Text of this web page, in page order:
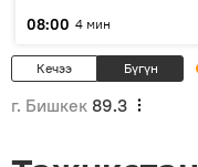
08:00 4 мин
Кечээ Бүгүн
г. Бишкек 89.3